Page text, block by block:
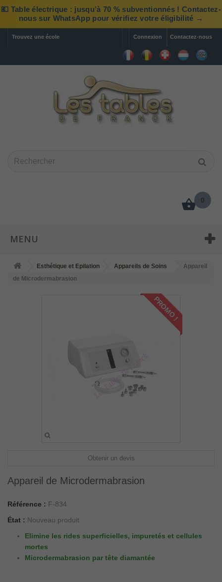
💶 Table électrique : jusqu’à 70 % subventionnés ! Contactez-
nous sur WhatsApp pour vérifiez votre éligibilité →
Contactez-nous
Trouvez une école Connexion
MENU
0
Esthétique et Epilation Appareils de Soins
Appareil
de Microdermabrasion
PROMO !
Obtenir un devis
Appareil de Microdermabrasion
Référence : F-834
État : Nouveau produit
Elimine les rides superficielles, impuretés et cellules
mortes
Microdermabrasion par tête diamantée